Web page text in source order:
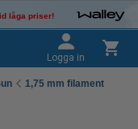
låga priser!
Logga in
1,75 mm filament